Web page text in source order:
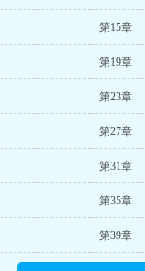
第15章
第19章
第23章
第27章
第31章
第35章
第39章